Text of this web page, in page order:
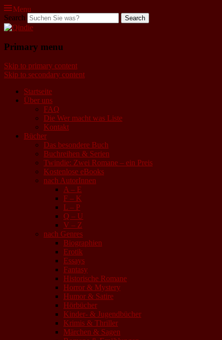
Menu
Qindie
Search
Primary menu
Skip to primary content
Skip to secondary content
Startseite
Über uns
FAQ
Die Wer macht was Liste
Kontakt
Bücher
Das besondere Buch
Buchreihen & Serien
Twindie: Zwei Romane – ein Preis
Kostenlose eBooks
nach AutorInnen
A – E
F – K
L – P
Q – U
V – Z
nach Genres
Biographien
Erotik
Essays
Fantasy
Historische Romane
Horror & Mystery
Humor & Satire
Hörbücher
Kinder- & Jugendbücher
Krimis & Thriller
Märchen & Sagen